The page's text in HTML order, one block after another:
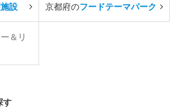
設 京都府のフードテーマパーク
＆リ
す